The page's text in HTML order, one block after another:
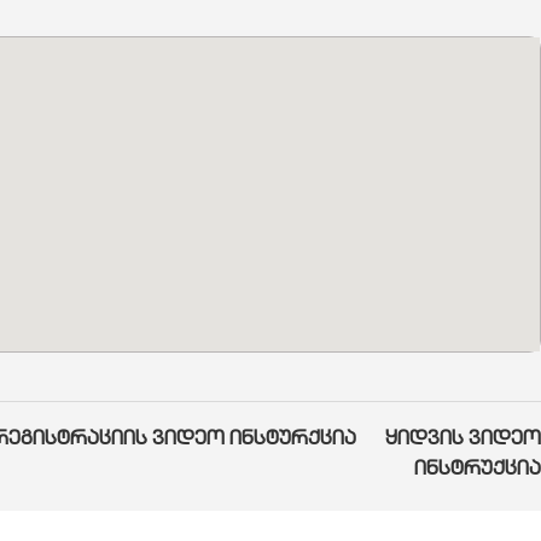
ვიდეო ინსტურქცია ყიდვის ვიდეო
ინსტრუქცია